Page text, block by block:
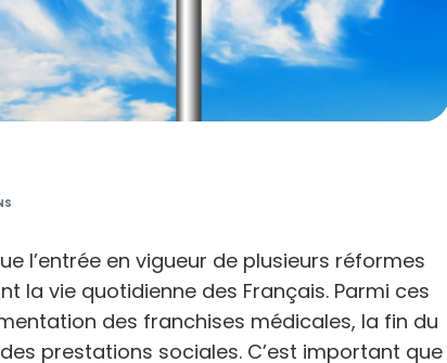
l’entrée en vigueur de plusieurs réformes
la vie quotidienne des Français. Parmi ces
des franchises médicales, la fin du
prestations sociales. C’est important que